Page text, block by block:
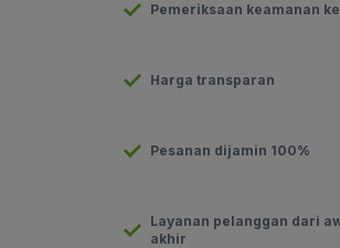
Pemeriksaan keamanan
Harga transparan
Pesanan dijamin 100%
Layanan pelanggan dari
akhir